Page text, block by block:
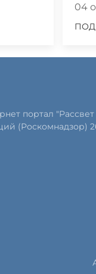
04
портал
(Роскомнадзор)